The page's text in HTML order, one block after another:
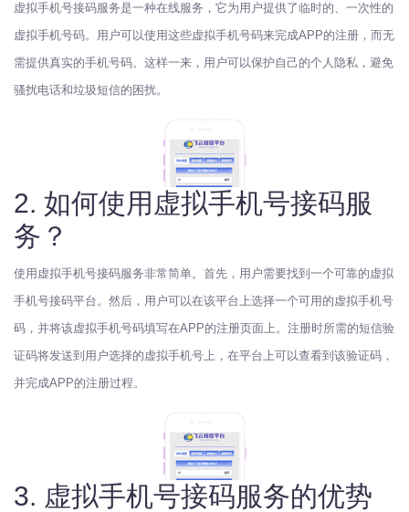
虚拟手机号接码服务是一种在线服务，它为用户提供了临时的、一次性的
虚拟手机号码。用户可以使用这些虚拟手机号码来完成APP的注册，而无
需提供真实的手机号码。这样一来，用户可以保护自己的个人隐私，避免
骚扰电话和垃圾短信的困扰。
2. 如何使用虚拟手机号接码服
务？
使用虚拟手机号接码服务非常简单。首先，用户需要找到一个可靠的虚拟
手机号接码平台。然后，用户可以在该平台上选择一个可用的虚拟手机号
码，并将该虚拟手机号码填写在APP的注册页面上。注册时所需的短信验
证码将发送到用户选择的虚拟手机号上，在平台上可以查看到该验证码，
并完成APP的注册过程。
3. 虚拟手机号接码服务的优势